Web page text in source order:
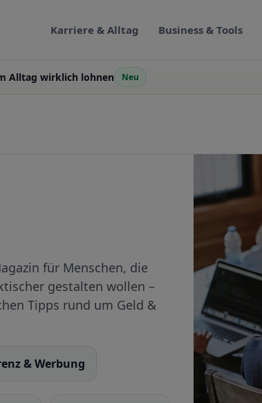
Karriere & Alltag Business & Tools
Alltag wirklich lohnen Neu
für Menschen, die
gestalten wollen –
Tipps rund um Geld &
& Werbung